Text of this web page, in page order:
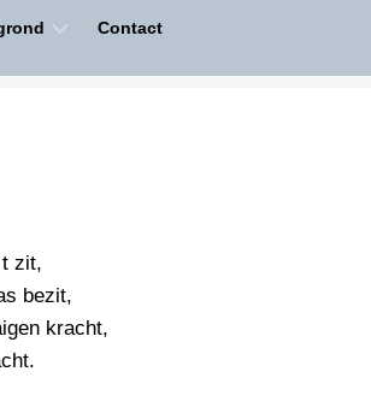
Contact
zit,
bezit,
kracht,